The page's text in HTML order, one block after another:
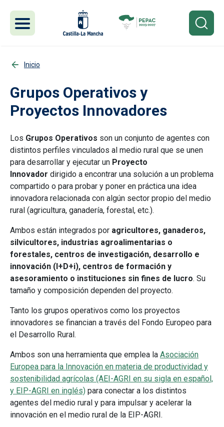
Inicio
Grupos Operativos y
Proyectos Innovadores
Los Grupos Operativos son un conjunto de agentes con
distintos perfiles vinculados al medio rural que se unen
para desarrollar y ejecutar un Proyecto
Innovador dirigido a encontrar una solución a un problema
compartido o para probar y poner en práctica una idea
innovadora relacionada con algún sector propio del medio
rural (agricultura, ganadería, forestal, etc.).
Ambos están integrados por agricultores, ganaderos,
silvicultores, industrias agroalimentarias o
forestales, centros de investigación, desarrollo e
innovación (I+D+i), centros de formación y
asesoramiento o instituciones sin fines de lucro. Su
tamaño y composición dependen del proyecto.
Tanto los grupos operativos como los proyectos
innovadores se financian a través del Fondo Europeo para
el Desarrollo Rural.
Ambos son una herramienta que emplea la Asociación
Europea para la Innovación en materia de productividad y
sostenibilidad agrícolas (AEI-AGRI en su sigla en español,
y EIP-AGRI en inglés) para conectar a los distintos
agentes del medio rural y para impulsar y acelerar la
innovación en el medio rural de la EIP-AGRI.